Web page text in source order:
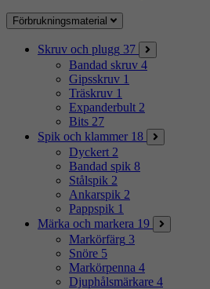
Förbrukningsmaterial
Skruv och plugg 37
Bandad skruv 4
Gipsskruv 1
Träskruv 1
Expanderbult 2
Bits 27
Spik och klammer 18
Dyckert 2
Bandad spik 8
Stålspik 2
Ankarspik 2
Pappspik 1
Märka och markera 19
Markörfärg 3
Snöre 5
Markörpenna 4
Djuphålsmärkare 4